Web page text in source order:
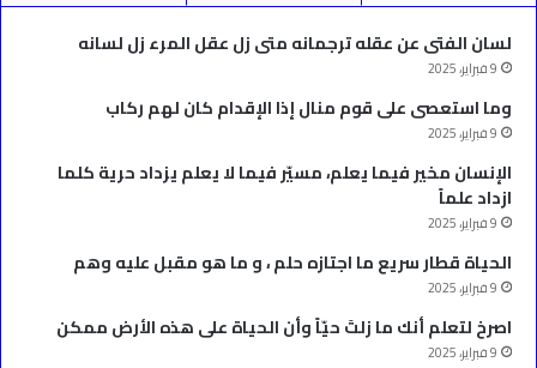
لسان الفتى عن عقله ترجمانه متى زل عقل المرء زل لسانه
9 فبراير، 2025
وما استعصى على قوم منال إذا الإقدام كان لهم ركاب
9 فبراير، 2025
الإنسان مخير فيما يعلم، مسيّر فيما لا يعلم يزداد حرية كلما
ازداد علماً
9 فبراير، 2025
الحياة قطار سريع ما اجتازه حلم ، و ما هو مقبل عليه وهم
9 فبراير، 2025
‫اصرخ لتعلم أنك ما زلتَ حيّاً وأن الحياة على هذه الأرض ممكن
9 فبراير، 2025